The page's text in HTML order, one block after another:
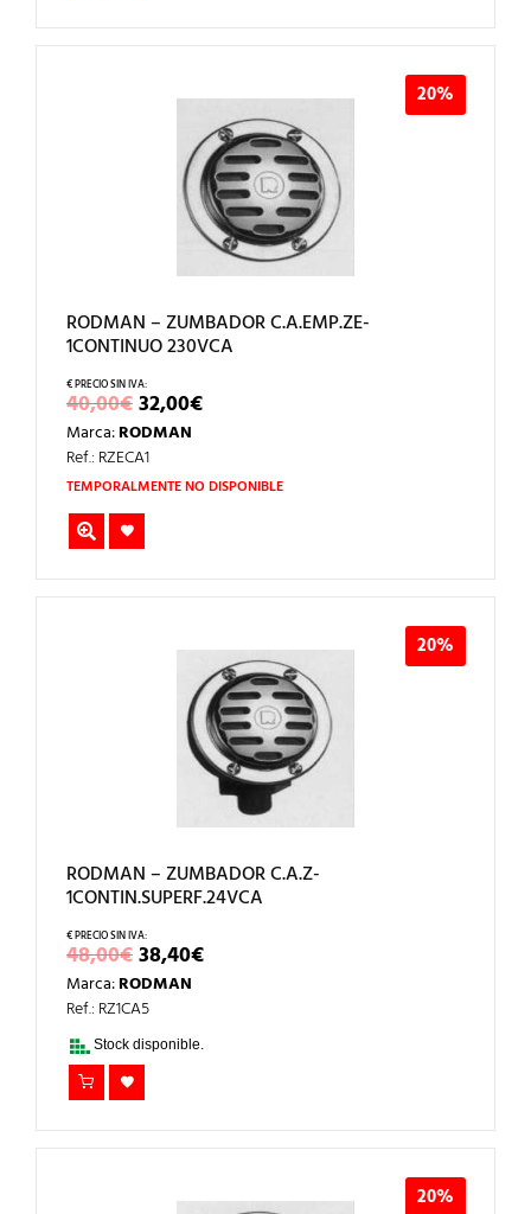
20%
RODMAN – ZUMBADOR C.A.EMP.ZE-
1CONTINUO 230VCA
40,00€EL
PRECIO
ORIGINAL
ERA:
40,00€.
32,00€EL
PRECIO
32,00€.
Marca:RODMAN
Ref.: RZECA1
TEMPORALMENTE NO DISPONIBLE
20%
RODMAN – ZUMBADOR C.A.Z-
1CONTIN.SUPERF.24VCA
48,00€EL
PRECIO
ORIGINAL
ERA:
48,00€.
38,40€EL
PRECIO
Marca:RODMAN
Ref.: RZ1CA5
Stock disponible.
20%